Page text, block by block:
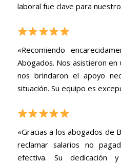
laboral fue clave para
«Recomiendo
Abogados. Nos asistieron
nos brindaron el apoyo
situación. Su equipo es
«Gracias a los abogados de
reclamar salarios no
efectiva. Su dedicación